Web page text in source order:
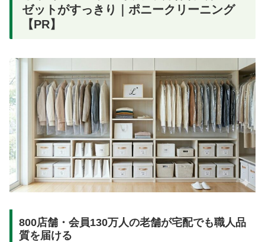
ゼットがすっきり｜ポニークリーニング
【PR】
800店舗・会員130万人の老舗が宅配でも職人品
質を届ける